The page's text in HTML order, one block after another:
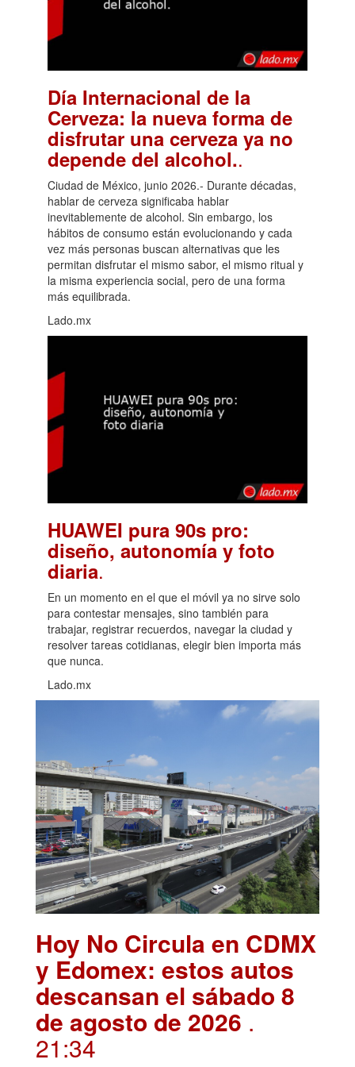
Día Internacional de la
Cerveza: la nueva forma de
disfrutar una cerveza ya no
depende del alcohol..
Ciudad de México, junio 2026.- Durante décadas,
hablar de cerveza significaba hablar
inevitablemente de alcohol. Sin embargo, los
hábitos de consumo están evolucionando y cada
vez más personas buscan alternativas que les
permitan disfrutar el mismo sabor, el mismo ritual y
la misma experiencia social, pero de una forma
más equilibrada.
Lado.mx
HUAWEI pura 90s pro:
diseño, autonomía y foto
diaria.
En un momento en el que el móvil ya no sirve solo
para contestar mensajes, sino también para
trabajar, registrar recuerdos, navegar la ciudad y
resolver tareas cotidianas, elegir bien importa más
que nunca.
Lado.mx
Hoy No Circula en CDMX
y Edomex: estos autos
descansan el sábado 8
de agosto de 2026 .
21:34